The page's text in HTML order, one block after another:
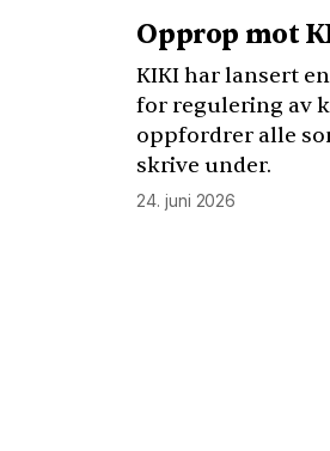
Opprop mot
KIKIhar lansert
for regulering av
oppfordrer alle
skrive under.
24. juni 2026